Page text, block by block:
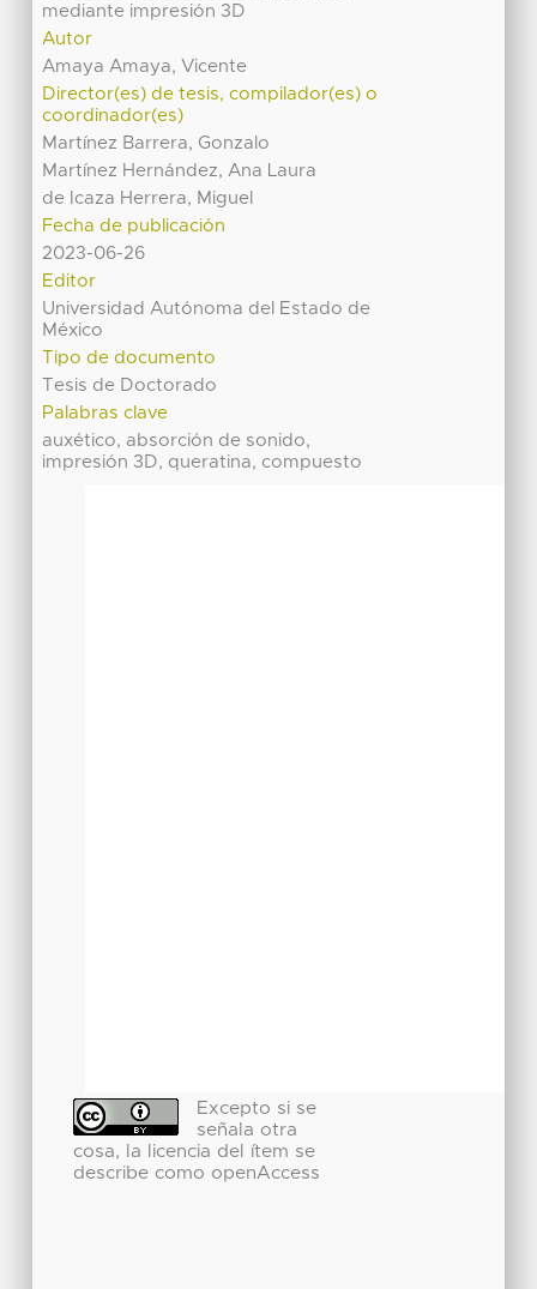
mediante impresión 3D
Autor
Amaya Amaya, Vicente
Director(es) de tesis, compilador(es) o
coordinador(es)
Martínez Barrera, Gonzalo
Martínez Hernández, Ana Laura
de Icaza Herrera, Miguel
Fecha de publicación
2023-06-26
Editor
Universidad Autónoma del Estado de
México
Tipo de documento
Tesis de Doctorado
Palabras clave
auxético, absorción de sonido,
impresión 3D, queratina, compuesto
Excepto si se
señala otra
cosa, la licencia del ítem se
describe como openAccess